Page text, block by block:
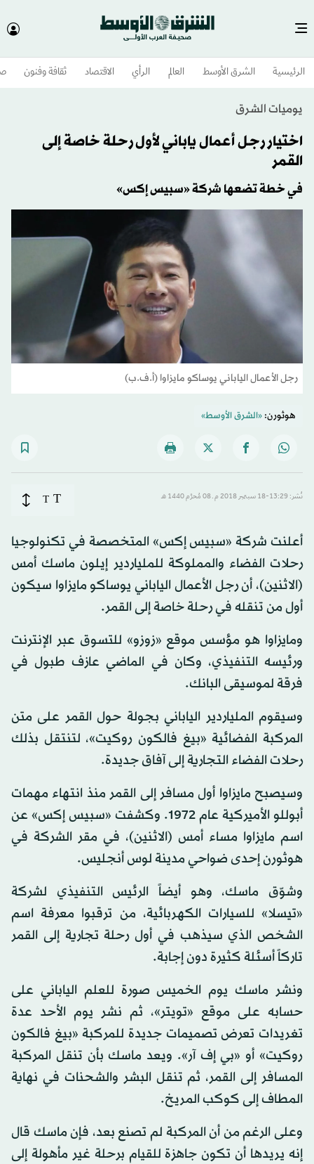
الرئيسية الشرق الأوسط​ العالم الرأي الاقتصاد ثقافة وفنون
يوميات الشرق
اختيار رجل أعمال ياباني لأول رحلة خاصة إلى
القمر
في خطة تضعها شركة «سبيس إكس»
رجل الأعمال الياباني يوساكو مايزاوا (أ.ف.ب)
هوثورن:«الشرق الأوسط»
نُشر: 13:29-18 سبتمبر 2018 م ـ 08 مُحرَّم 1440 هـ T
T
أعلنت شركة «سبيس إكس» المتخصصة في تكنولوجيا
رحلات الفضاء والمملوكة للملياردير إيلون ماسك أمس
(الاثنين)، أن رجل الأعمال الياباني يوساكو مايزاوا سيكون
أول من تنقله في رحلة خاصة إلى القمر.
ومايزاوا هو مؤسس موقع «زوزو» للتسوق عبر الإنترنت
ورئيسه التنفيذي، وكان في الماضي عازف طبول في
فرقة لموسيقى البانك.
وسيقوم الملياردير الياباني بجولة حول القمر على متن
المركبة الفضائية «بيغ فالكون روكيت»، لتنتقل بذلك
رحلات الفضاء التجارية إلى آفاق جديدة.
وسيصبح مايزاوا أول مسافر إلى القمر منذ انتهاء مهمات
أبوللو الأميركية عام 1972. وكشفت «سبيس إكس» عن
اسم مايزاوا مساء أمس (الاثنين)، في مقر الشركة في
هوثورن إحدى ضواحي مدينة لوس أنجليس.
وشوّق ماسك، وهو أيضاً الرئيس التنفيذي لشركة
«تيسلا» للسيارات الكهربائية، من ترقبوا معرفة اسم
الشخص الذي سيذهب في أول رحلة تجارية إلى القمر
تاركاً أسئلة كثيرة دون إجابة.
ونشر ماسك يوم الخميس صورة للعلم الياباني على
حسابه على موقع «تويتر»، ثم نشر يوم الأحد عدة
تغريدات تعرض تصميمات جديدة للمركبة «بيغ فالكون
روكيت» أو «بي إف آر». ويعد ماسك بأن تنقل المركبة
المسافر إلى القمر، ثم تنقل البشر والشحنات في نهاية
المطاف إلى كوكب المريخ.
وعلى الرغم من أن المركبة لم تصنع بعد، فإن ماسك قال
إنه يريدها أن تكون جاهزة للقيام برحلة غير مأهولة إلى